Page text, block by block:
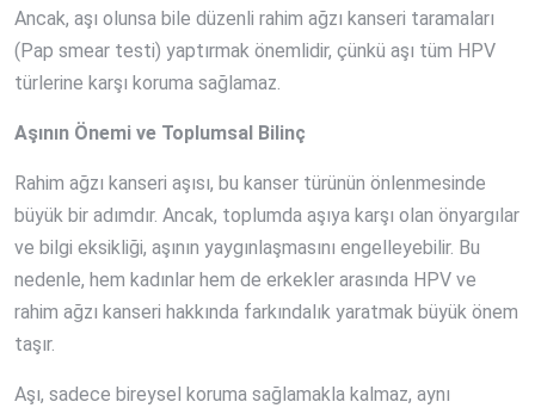
Ancak, aşı olunsa bile düzenli rahim ağzı kanseri taramaları
(Pap smear testi) yaptırmak önemlidir, çünkü aşı tüm HPV
türlerine karşı koruma sağlamaz.
Aşının Önemi ve Toplumsal Bilinç
Rahim ağzı kanseri aşısı, bu kanser türünün önlenmesinde
büyük bir adımdır. Ancak, toplumda aşıya karşı olan önyargılar
ve bilgi eksikliği, aşının yaygınlaşmasını engelleyebilir. Bu
nedenle, hem kadınlar hem de erkekler arasında HPV ve
rahim ağzı kanseri hakkında farkındalık yaratmak büyük önem
taşır.
Aşı, sadece bireysel koruma sağlamakla kalmaz, aynı